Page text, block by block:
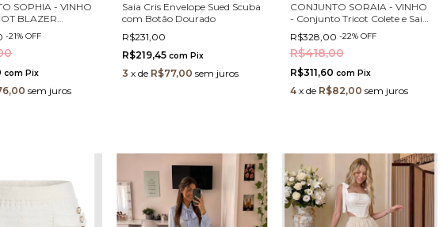
SOPHIA - VINHO
BLAZER
E SAIA COM
E STRASS
-21% OFF
com Pix
sem juros
Saia Cris Envelope Sued Scuba
com Botão Dourado
R$231,00
R$219,45com Pix
3 xde R$77,00 sem juros
CONJUNTO SORAIA - VINHO
- Conjunto Tricot Colete e Saia
com Botões em Pérolas e
Strass Elegante
R$328,00 -22% OFF
R$418,00
R$311,60 com Pix
4 x de R$82,00 sem juros